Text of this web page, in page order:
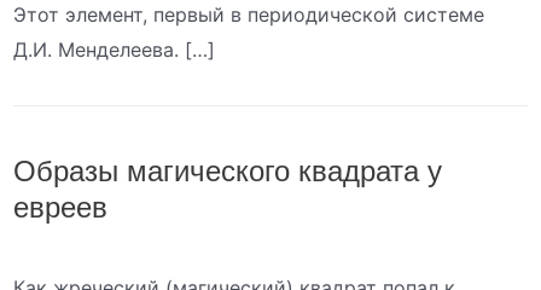
Этот элемент, первый в периодической системе
Д.И. Менделеева. […]
Образы магического квадрата у
евреев